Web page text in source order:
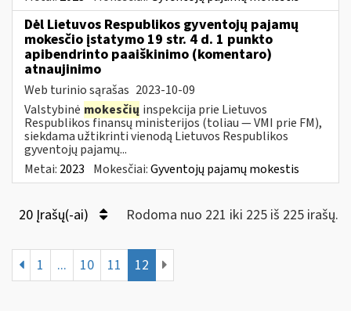
Dėl Lietuvos Respublikos gyventojų pajamų
mokesčio įstatymo 19 str. 4 d. 1 punkto
apibendrinto paaiškinimo (komentaro)
atnaujinimo
Web turinio sąrašas 2023-10-09
Valstybinė mokesčių inspekcija prie Lietuvos
Respublikos finansų ministerijos (toliau — VMI prie FM),
siekdama užtikrinti vienodą Lietuvos Respublikos
gyventojų pajamų...
Metai: 2023 Mokesčiai:Gyventojų pajamų mokestis
20 Įrašų(-ai) Rodoma nuo 221 iki 225 iš 225 irašų.
1 ... 10 11 12